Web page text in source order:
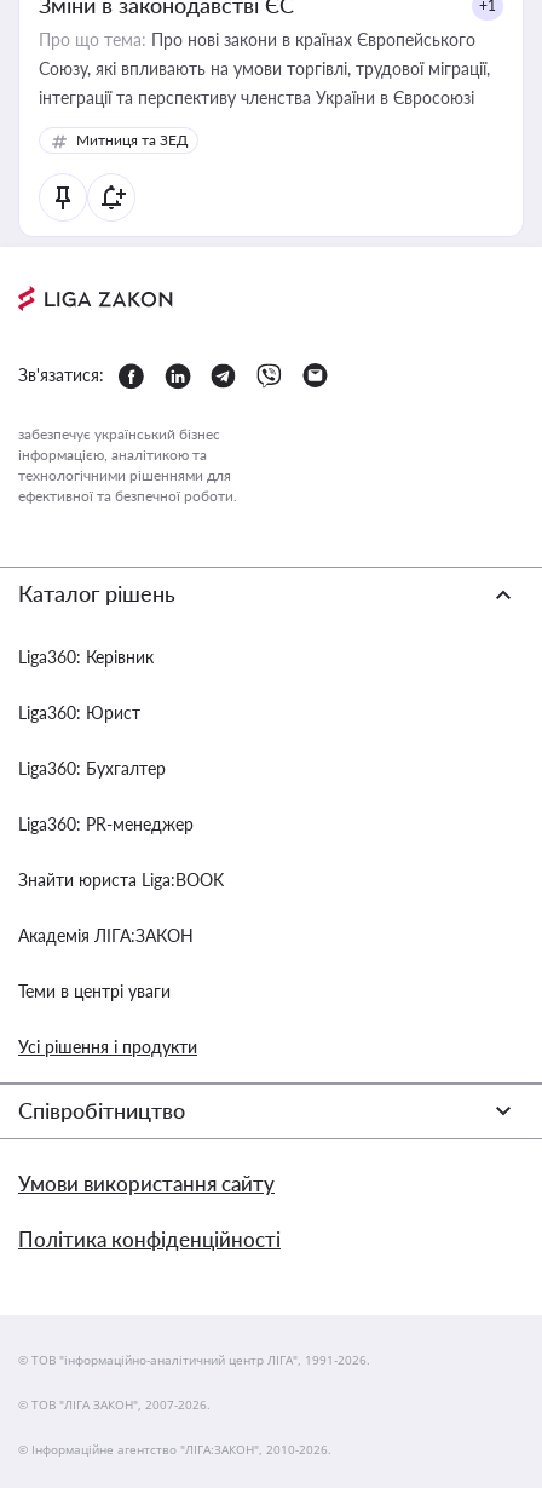
+1
Про що тема: Про нові закони в країнах Європейського
Союзу, які впливають на умови торгівлі, трудової міграції,
інтеграції та перспективу членства України в Євросоюзі
Митниця та ЗЕД
Зв'язатися:
забезпечує український бізнес
інформацією, аналітикою та
технологічними рішеннями для
ефективної та безпечної роботи.
Каталог рішень
Liga360: Керівник
Liga360: Юрист
Liga360: Бухгалтер
Liga360: PR-менеджер
Знайти юриста Liga:BOOK
Академія ЛІГА:ЗАКОН
Теми в центрі уваги
Усі рішення і продукти
Співробітництво
Умови використання сайту
Політика конфіденційності
© ТОВ "інформаційно-аналітичний центр ЛІГА", 1991-2026.
© ТОВ "ЛІГА ЗАКОН", 2007-2026.
© Інформаційне агентство "ЛІГА:ЗАКОН", 2010-2026.